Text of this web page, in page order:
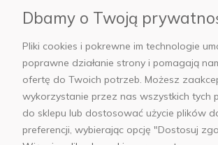
AB Foto
sklep@abfoto.pl
+48 797 971 275
Dbamy o Twoją
Pliki cookies i pokrewne im technologie
poprawne działanie strony i pomagają
ofertę do Twoich potrzeb. Możesz
wykorzystanie przez nas wszystkich tych
do sklepu lub dostosować użycie plików
preferencji, wybierając opcję "Dostosuj